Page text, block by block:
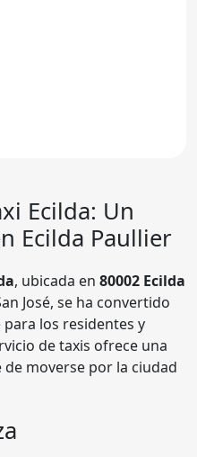
Ecilda: Un
Ecilda Paullier
, ubicada en 80002 Ecilda
José, se ha convertido
los residentes y
de taxis ofrece una
moverse por la ciudad